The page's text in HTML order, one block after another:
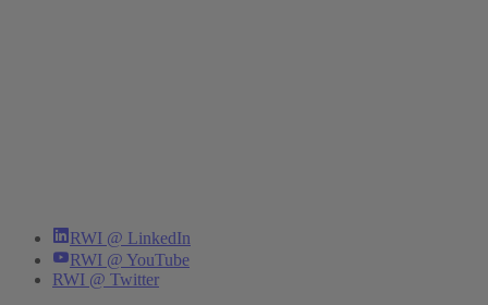
RWI @ LinkedIn
RWI @ YouTube
RWI @ Twitter